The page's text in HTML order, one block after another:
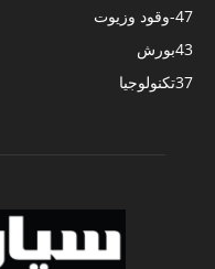
-وقود وزيوت47
بورش43
تكنولوجيا37